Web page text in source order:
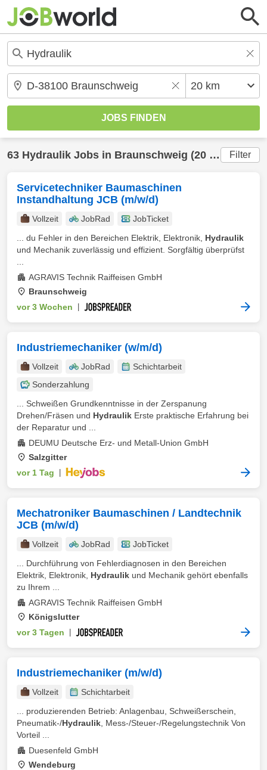
63 Hydraulik Jobs in Braunschweig (20 km) gefunden Filter
Servicetechniker Baumaschinen
Instandhaltung JCB (m/w/d)
Vollzeit JobRad
JobTicket
... du Fehler in den Bereichen Elektrik, Elektronik, Hydraulik
und Mechanik zuverlässig und effizient. Sorgfältig überprüfst
AGRAVIS Technik Raiffeisen GmbH
Braunschweig
vor 3 Wochen
Industriemechaniker (w/m/d)
Vollzeit JobRad
Schichtarbeit
Sonderzahlung
... Schweißen Grundkenntnisse in der Zerspanung
Drehen/Fräsen und Hydraulik Erste praktische Erfahrung bei
der Reparatur und ...
DEUMU Deutsche Erz- und Metall-Union GmbH
Salzgitter
vor 1 Tag
Mechatroniker Baumaschinen / Landtechnik
JCB (m/w/d)
Vollzeit JobRad
JobTicket
... Durchführung von Fehlerdiagnosen in den Bereichen
Elektrik, Elektronik, Hydraulik und Mechanik gehört ebenfalls
zu Ihrem ...
AGRAVIS Technik Raiffeisen GmbH
Königslutter
vor 3 Tagen
Industriemechaniker (m/w/d)
Vollzeit
Schichtarbeit
... produzierenden Betrieb: Anlagenbau, Schweißerschein,
Pneumatik-/Hydraulik , Mess-/Steuer-/Regelungstechnik Von
Vorteil ...
Duesenfeld GmbH
Wendeburg